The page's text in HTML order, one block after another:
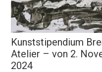
Kunststipendium
Atelier – von 2.
2024